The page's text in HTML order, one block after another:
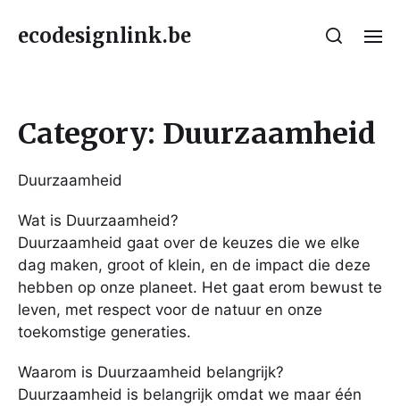
ecodesignlink.be
Category: Duurzaamheid
Duurzaamheid
Wat is Duurzaamheid?
Duurzaamheid gaat over de keuzes die we elke
dag maken, groot of klein, en de impact die deze
hebben op onze planeet. Het gaat erom bewust te
leven, met respect voor de natuur en onze
toekomstige generaties.
Waarom is Duurzaamheid belangrijk?
Duurzaamheid is belangrijk omdat we maar één